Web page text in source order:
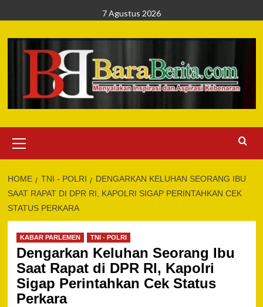
to
content
7 Agustus 2026
Menu
HOME TNI - POLRI
DENGARKAN KELUHAN SEORANG IBU
SAAT RAPAT DI DPR RI, KAPOLRI SIGAP PERINTAHKAN CEK
STATUS PERKARA
KABAR PARLEMEN TNI - POLRI
Dengarkan Keluhan Seorang Ibu
Saat Rapat di DPR RI, Kapolri
Sigap Perintahkan Cek Status
Perkara